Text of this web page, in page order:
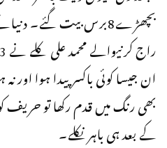
بچھڑے8برس بیت گئے۔
ان جیسا کوئی باکسر پیدا ہوا
بھی رنگ میں قدم رکھا تو
کے بعد ہی باہر نکلے۔